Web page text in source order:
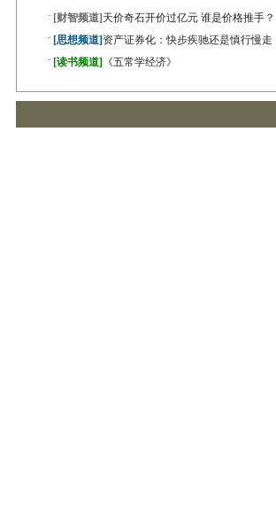
· [财智频道] 天价奇石开价过亿元 谁是价格推手？
· [思想频道] 资产证券化：快步疾驰还是慎行慢走
· [读书频道] 《五常学经济》